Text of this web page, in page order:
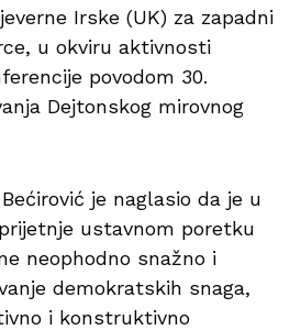
Irske (UK) za zapadni
u okviru aktivnosti
povodom 30.
Dejtonskog mirovnog
je naglasio da je u
ustavnom poretku
neophodno snažno i
demokratskih snaga,
i konstruktivno